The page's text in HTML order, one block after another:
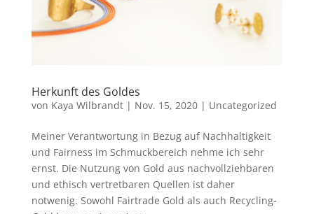
Herkunft des Goldes
von Kaya Wilbrandt| Nov. 15, 2020| Uncategorized
Meiner Verantwortung in Bezug auf Nachhaltigkeit
und Fairness im Schmuckbereich nehme ich sehr
ernst. Die Nutzung von Gold aus nachvollziehbaren
und ethisch vertretbaren Quellen ist daher
notwenig. Sowohl Fairtrade Gold als auch Recycling-